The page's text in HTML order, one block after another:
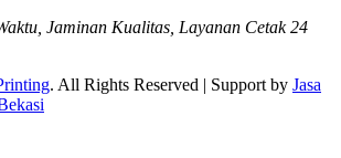
Jaminan Kualitas, Layanan Cetak 24
. All Rights Reserved | Support by Jasa